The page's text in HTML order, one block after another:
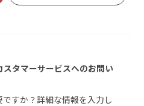
タマーサービスへのお問い
ですか？詳細な情報を入力し